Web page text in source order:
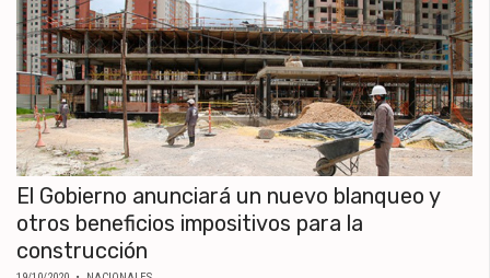
El Gobierno anunciará un nuevo blanqueo y
otros beneficios impositivos para la
construcción